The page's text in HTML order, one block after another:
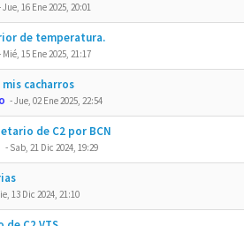
Jue, 16 Ene 2025, 20:01
de temperatura.
Mié, 15 Ene 2025, 21:17
cacharros
-Jue, 02 Ene 2025, 22:54
de C2 por BCN
- Sab, 21 Dic 2024, 19:29
13 Dic 2024, 21:10